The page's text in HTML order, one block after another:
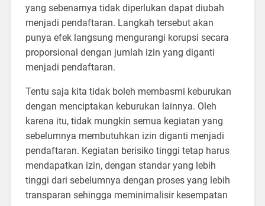
yang sebenarnya tidak diperlukan dapat diubah
menjadi pendaftaran. Langkah tersebut akan
punya efek langsung mengurangi korupsi secara
proporsional dengan jumlah izin yang diganti
menjadi pendaftaran.
Tentu saja kita tidak boleh membasmi keburukan
dengan menciptakan keburukan lainnya. Oleh
karena itu, tidak mungkin semua kegiatan yang
sebelumnya membutuhkan izin diganti menjadi
pendaftaran. Kegiatan berisiko tinggi tetap harus
mendapatkan izin, dengan standar yang lebih
tinggi dari sebelumnya dengan proses yang lebih
transparan sehingga meminimalisir kesempatan